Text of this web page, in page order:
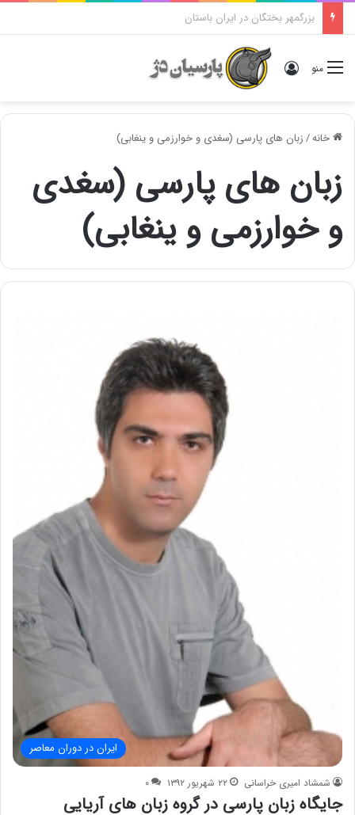
دوگانهٔ «ایرانی و اَنیرانی»: بررسی تاریخی، مفهومی و ایدئولوژیک
منو ورود
خانه/زبان های پارسی (سغدی و خوارزمی و ینغابی)
زبان های پارسی (سغدی
و خوارزمی و ینغابی)
ایران در دوران معاصر
شمشاد امیری خراسانی ۲۲ شهریور ۱۳۹۲ ۰
جایگاه زبان پارسی در گروه زبان های آریایی